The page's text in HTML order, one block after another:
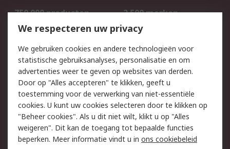
750.000 producten
2.500 merken
Bestellen
Inkoopoplossingen
Track & Trace
Wettelijk
Cookiebeleid
Email veiligheid
Privacybeleid
Websitevoorwaarden
Algemene
verkoopvoorwaarden
We respecteren uw privacy
We gebruiken cookies en andere technologieën voor
statistische gebruiksanalyses, personalisatie en om
advertenties weer te geven op websites van derden.
Door op "Alles accepteren" te klikken, geeft u
toestemming voor de verwerking van niet-essentiële
cookies. U kunt uw cookies selecteren door te klikken op
"Beheer cookies". Als u dit niet wilt, klikt u op "Alles
weigeren". Dit kan de toegang tot bepaalde functies
beperken. Meer informatie vindt u in ons cookiebeleid